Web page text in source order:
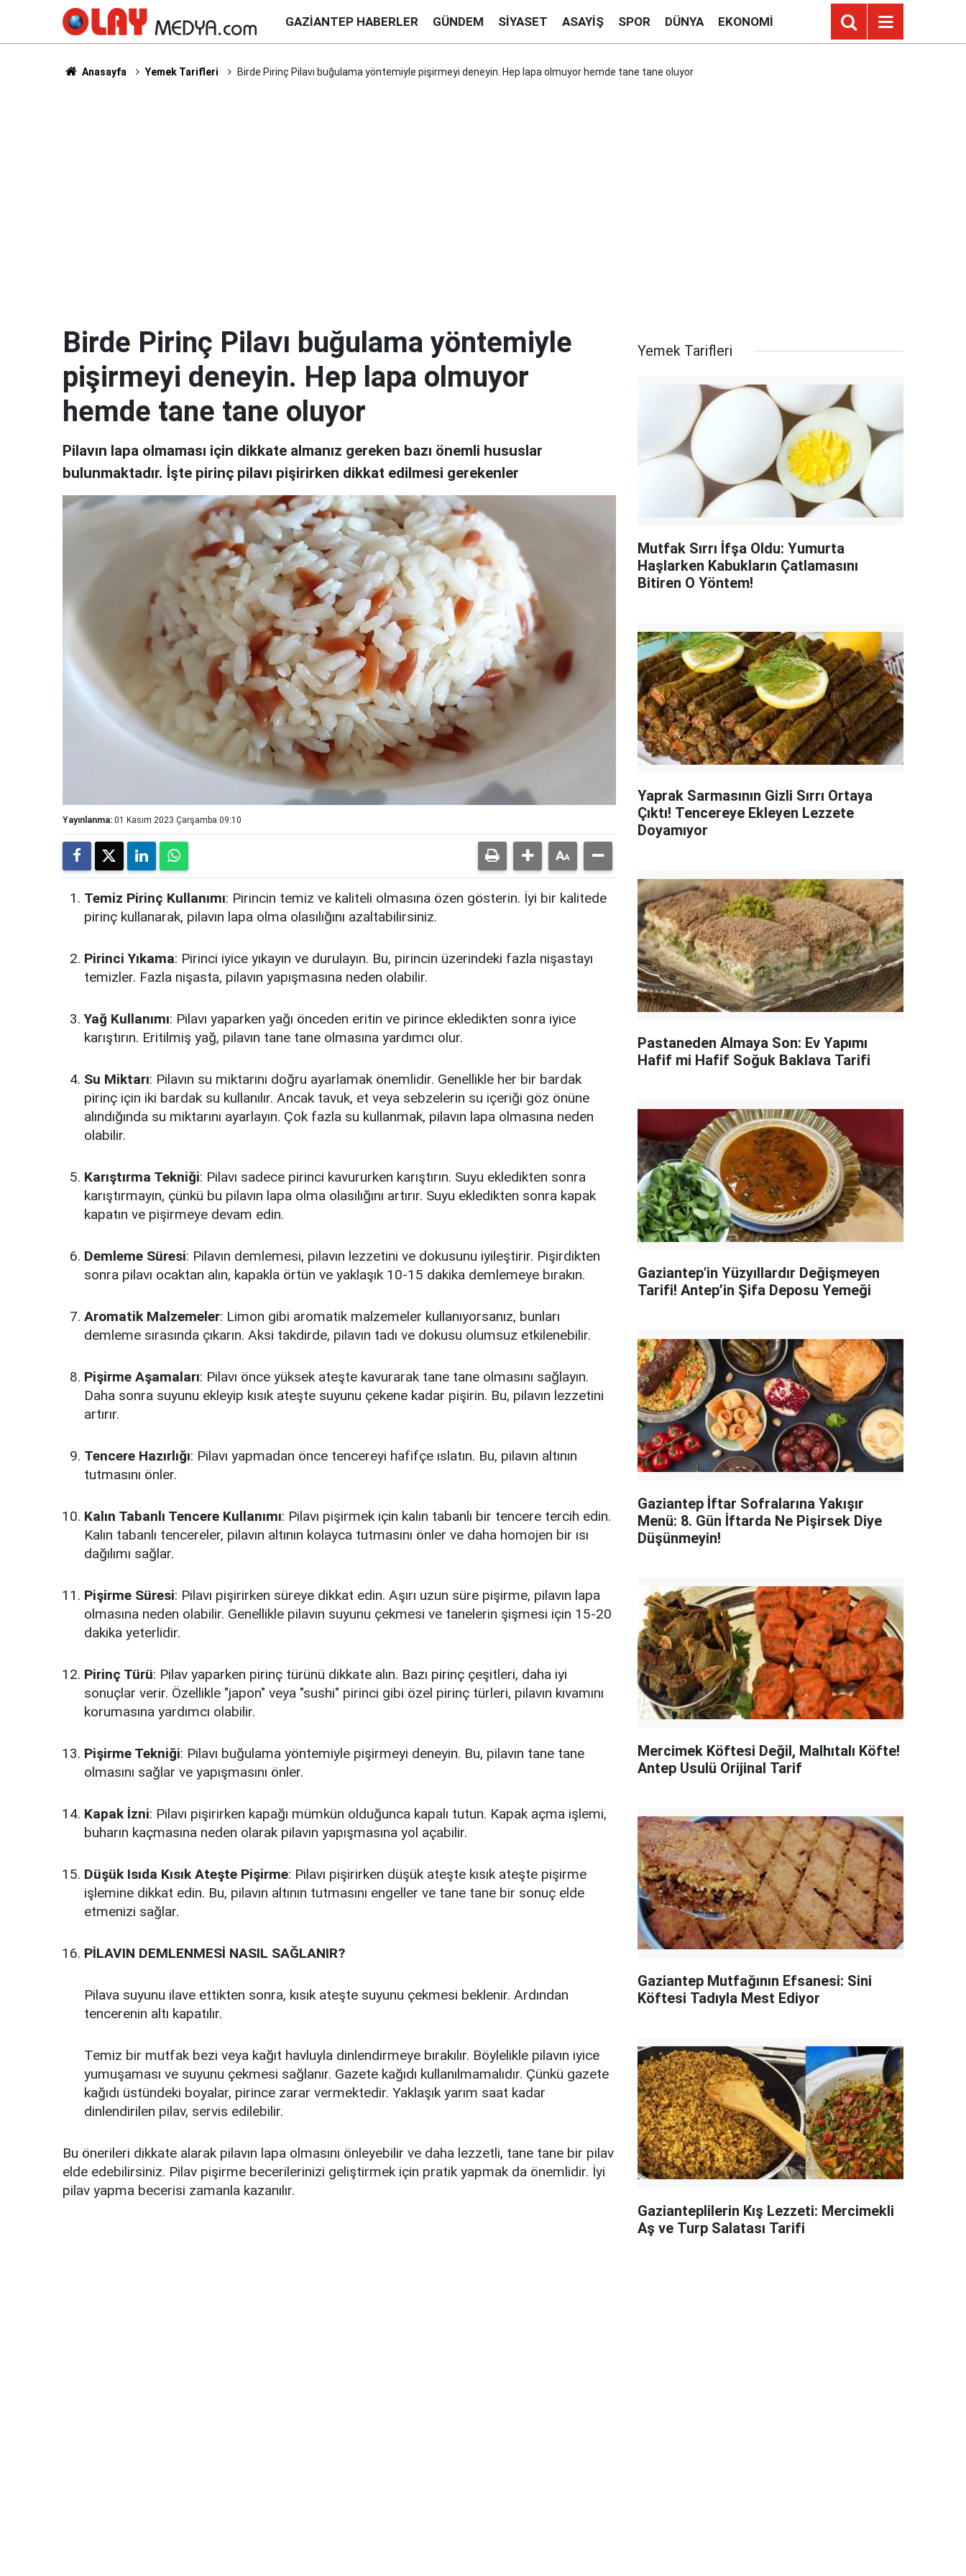
GAZIANTEP HABERLER GÜNDEM SIYASET ASAYIŞ SPOR DÜNYA EKONOMI
Anasayfa Yemek Tarifleri Birde Pirinç Pilavı buğulama yöntemiyle pişirmeyi deneyin. Hep lapa olmuyor hemde tane tane oluyor
Birde Pirinç Pilavı buğulama yöntemiyle
pişirmeyi deneyin. Hep lapa olmuyor
hemde tane tane oluyor
Pilavın lapa olmaması için dikkate almanız gereken bazı önemli hususlar
bulunmaktadır. İşte pirinç pilavı pişirirken dikkat edilmesi gerekenler
Yayınlanma: 01 Kasım 2023 Çarşamba 09:10
Temiz Pirinç Kullanımı: Pirincin temiz ve kaliteli olmasına özen gösterin. İyi bir kalitede
pirinç kullanarak, pilavın lapa olma olasılığını azaltabilirsiniz.
Pirinci Yıkama: Pirinci iyice yıkayın ve durulayın. Bu, pirincin üzerindeki fazla nişastayı
temizler. Fazla nişasta, pilavın yapışmasına neden olabilir.
Yağ Kullanımı: Pilavı yaparken yağı önceden eritin ve pirince ekledikten sonra iyice
karıştırın. Eritilmiş yağ, pilavın tane tane olmasına yardımcı olur.
Su Miktarı: Pilavın su miktarını doğru ayarlamak önemlidir. Genellikle her bir bardak
pirinç için iki bardak su kullanılır. Ancak tavuk, et veya sebzelerin su içeriği göz önüne
alındığında su miktarını ayarlayın. Çok fazla su kullanmak, pilavın lapa olmasına neden
olabilir.
Karıştırma Tekniği: Pilavı sadece pirinci kavururken karıştırın. Suyu ekledikten sonra
karıştırmayın, çünkü bu pilavın lapa olma olasılığını artırır. Suyu ekledikten sonra kapak
kapatın ve pişirmeye devam edin.
Demleme Süresi: Pilavın demlemesi, pilavın lezzetini ve dokusunu iyileştirir. Pişirdikten
sonra pilavı ocaktan alın, kapakla örtün ve yaklaşık 10-15 dakika demlemeye bırakın.
Aromatik Malzemeler: Limon gibi aromatik malzemeler kullanıyorsanız, bunları
demleme sırasında çıkarın. Aksi takdirde, pilavın tadı ve dokusu olumsuz etkilenebilir.
Pişirme Aşamaları: Pilavı önce yüksek ateşte kavurarak tane tane olmasını sağlayın.
Daha sonra suyunu ekleyip kısık ateşte suyunu çekene kadar pişirin. Bu, pilavın lezzetini
artırır.
Tencere Hazırlığı: Pilavı yapmadan önce tencereyi hafifçe ıslatın. Bu, pilavın altının
tutmasını önler.
Kalın Tabanlı Tencere Kullanımı: Pilavı pişirmek için kalın tabanlı bir tencere tercih edin.
Kalın tabanlı tencereler, pilavın altının kolayca tutmasını önler ve daha homojen bir ısı
dağılımı sağlar.
Pişirme Süresi: Pilavı pişirirken süreye dikkat edin. Aşırı uzun süre pişirme, pilavın lapa
olmasına neden olabilir. Genellikle pilavın suyunu çekmesi ve tanelerin şişmesi için 15-20
dakika yeterlidir.
Pirinç Türü: Pilav yaparken pirinç türünü dikkate alın. Bazı pirinç çeşitleri, daha iyi
sonuçlar verir. Özellikle "japon" veya "sushi" pirinci gibi özel pirinç türleri, pilavın kıvamını
korumasına yardımcı olabilir.
Pişirme Tekniği: Pilavı buğulama yöntemiyle pişirmeyi deneyin. Bu, pilavın tane tane
olmasını sağlar ve yapışmasını önler.
Kapak İzni: Pilavı pişirirken kapağı mümkün olduğunca kapalı tutun. Kapak açma işlemi,
buharın kaçmasına neden olarak pilavın yapışmasına yol açabilir.
Düşük Isıda Kısık Ateşte Pişirme: Pilavı pişirirken düşük ateşte kısık ateşte pişirme
işlemine dikkat edin. Bu, pilavın altının tutmasını engeller ve tane tane bir sonuç elde
etmenizi sağlar.
PİLAVIN DEMLENMESİ NASIL SAĞLANIR?
Pilava suyunu ilave ettikten sonra, kısık ateşte suyunu çekmesi beklenir. Ardından
tencerenin altı kapatılır.
Temiz bir mutfak bezi veya kağıt havluyla dinlendirmeye bırakılır. Böylelikle pilavın iyice
yumuşaması ve suyunu çekmesi sağlanır. Gazete kağıdı kullanılmamalıdır. Çünkü gazete
kağıdı üstündeki boyalar, pirince zarar vermektedir. Yaklaşık yarım saat kadar
dinlendirilen pilav, servis edilebilir.
Bu önerileri dikkate alarak pilavın lapa olmasını önleyebilir ve daha lezzetli, tane tane bir pilav
elde edebilirsiniz. Pilav pişirme becerilerinizi geliştirmek için pratik yapmak da önemlidir. İyi
pilav yapma becerisi zamanla kazanılır.
Yemek Tarifleri
Mutfak Sırrı İfşa Oldu: Yumurta
Haşlarken Kabukların Çatlamasını
Bitiren O Yöntem!
Yaprak Sarmasının Gizli Sırrı Ortaya
Çıktı! Tencereye Ekleyen Lezzete
Doyamıyor
Pastaneden Almaya Son: Ev Yapımı
Hafif mi Hafif Soğuk Baklava Tarifi
Gaziantep'in Yüzyıllardır Değişmeyen
Tarifi! Antep’in Şifa Deposu Yemeği
Gaziantep İftar Sofralarına Yakışır
Menü: 8. Gün İftarda Ne Pişirsek Diye
Düşünmeyin!
Mercimek Köftesi Değil, Malhıtalı Köfte!
Antep Usulü Orijinal Tarif
Gaziantep Mutfağının Efsanesi: Sini
Köftesi Tadıyla Mest Ediyor
Gazianteplilerin Kış Lezzeti: Mercimekli
Aş ve Turp Salatası Tarifi